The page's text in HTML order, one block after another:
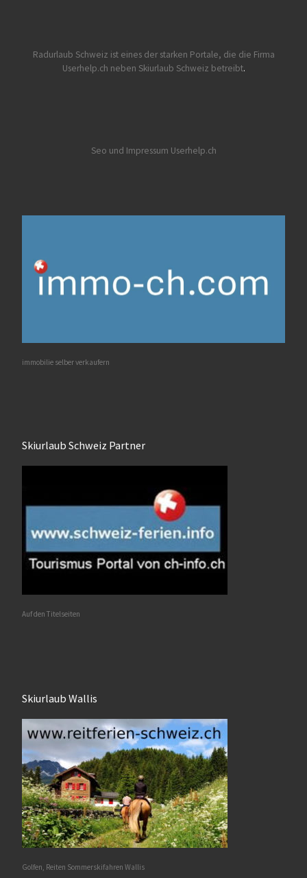
Radurlaub Schweiz ist eines der starken Portale, die die Firma
Userhelp.ch neben Skiurlaub Schweiz betreibt.
Seo und Impressum Userhelp.ch
immobilie selber verkaufern
Skiurlaub Schweiz Partner
Auf den Titelseiten
Skiurlaub Wallis
Golfen, Reiten Sommerskifahren Wallis